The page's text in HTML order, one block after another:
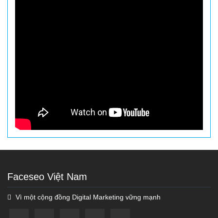
Faceseo Việt Nam
Vì một cộng đồng Digital Marketing vững mạnh